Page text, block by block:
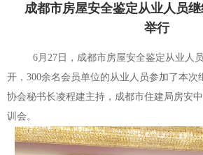
成都市房屋安全鉴定从业人员
举行
6月27日，成都市房屋安全鉴定从业人
开，300余名会员单位的从业人员参加了本次
协会秘书长凌程建主持，成都市住建局房安
训会。